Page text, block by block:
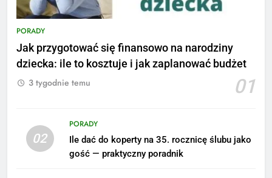
PORADY
Jak przygotować się finansowo na narodziny
dziecka: ile to kosztuje i jak zaplanować budżet
01
3 tygodnie temu
02
PORADY
Ile dać do koperty na 35. rocznicę ślubu jako
gość — praktyczny poradnik
5
Ile zarabia podolog: poznajmy